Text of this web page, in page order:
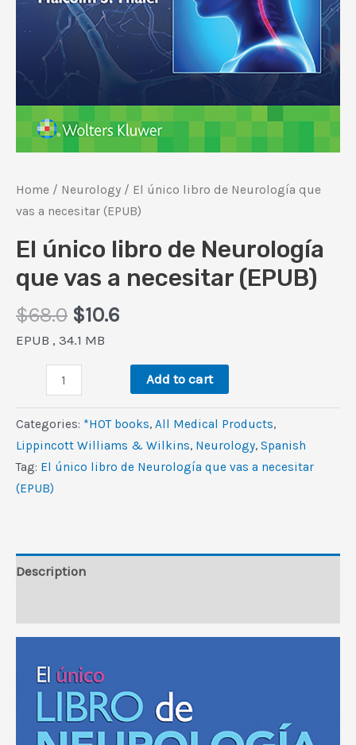
Home / Neurology / El único libro de Neurología que
vas a necesitar (EPUB)
El único libro de Neurología
que vas a necesitar (EPUB)
$68.0 Original
price
$10.6Current
$10.6.
EPUB , 34.1 MB
único
libro
de
Neurología
que
(EPUB)
Add to cart
Categories: *HOT books, All Medical Products,
Lippincott Williams & Wilkins, Neurology, Spanish
Tag: El único libro de Neurología que vas a necesitar
(EPUB)
Description